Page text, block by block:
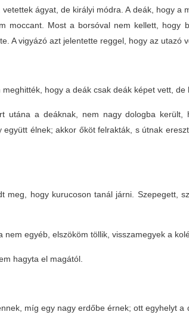
ágyat, de királyi módra. A deák, hogy
moccant. Most a borsóval nem kellett,
A vigyázó azt jelentette reggel, hogy az utazó
hogy a deák csak deák képet vett,
utána a deáknak, nem nagy dologba került,
együtt élnek; akkor őköt felrakták, s útnak
meg, hogy kurucoson tanál járni. Szepegett,
egyéb, elszököm töllik, visszamegyek a
hagyta el magától.
míg egy nagy erdőbe érnek; ott egyhelyt